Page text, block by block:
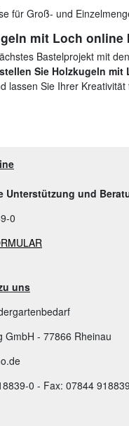
für Groß- und
mit Loch online
Bastelprojekt mit
Sie Holzkugeln mit
lassen Sie Ihrer Kreativität
Unterstützung und
0
uns
GmbH - 77866 Rheinau
0 - Fax: 07844